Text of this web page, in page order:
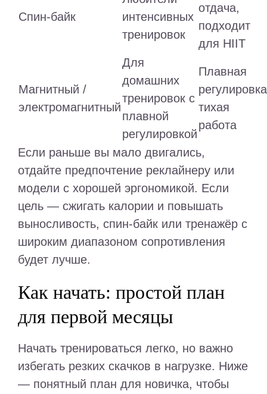
Спин-байк
интенсивных
тренировок
отдача,
подходит
для HIIT
Магнитный /
электромагнитный
Для
домашних
тренировок с
плавной
регулировкой
Плавная
тихая
работа
Если раньше вы мало двигались,
отдайте предпочтение реклайнеру или
модели с хорошей эргономикой. Если
цель — сжигать калории и повышать
выносливость, спин-байк или тренажёр с
широким диапазоном сопротивления
будет лучше.
Как начать: простой план
для первой месяцы
Начать тренироваться легко, но важно
избегать резких скачков в нагрузке. Ниже
— понятный план для новичка, чтобы